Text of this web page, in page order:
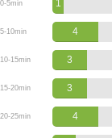
0-5min 1
5-10min 4
10-15min 3
15-20min 3
20-25min 4